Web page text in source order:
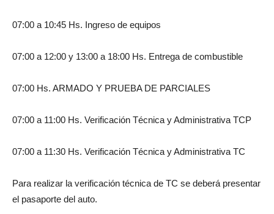
07:00 a 10:45 Hs. Ingreso de equipos
07:00 a 12:00 y 13:00 a 18:00 Hs. Entrega de combustible
07:00 Hs. ARMADO Y PRUEBA DE PARCIALES
07:00 a 11:00 Hs. Verificación Técnica y Administrativa TCP
07:00 a 11:30 Hs. Verificación Técnica y Administrativa TC
Para realizar la verificación técnica de TC se deberá presentar
el pasaporte del auto.